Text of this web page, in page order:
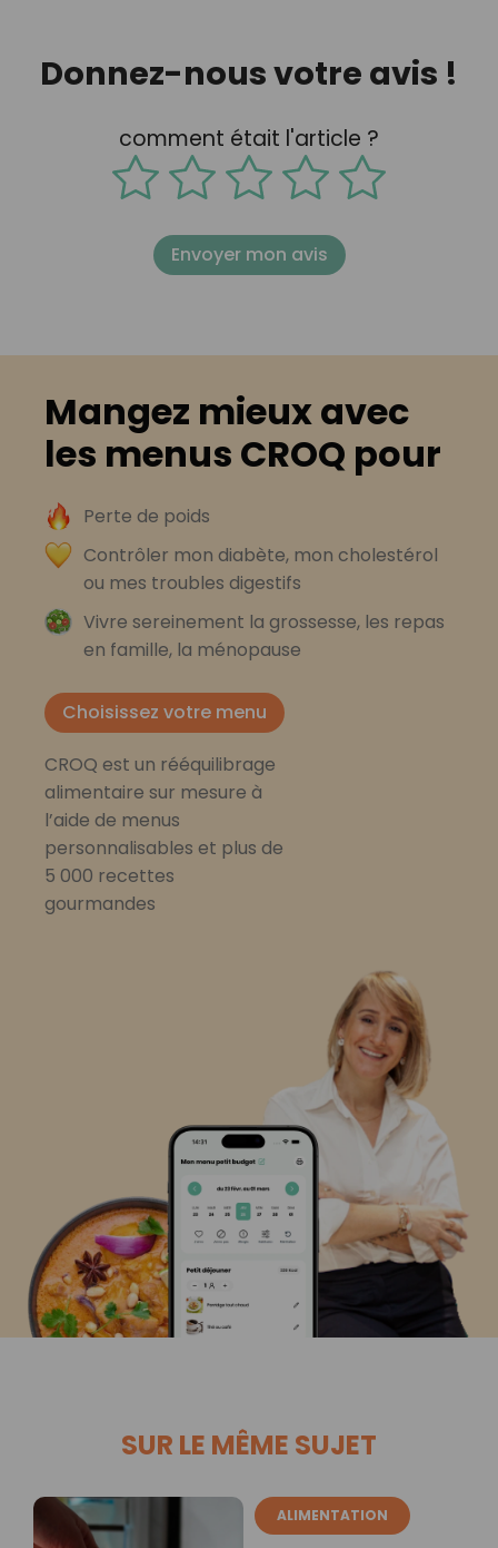
Donnez-nous votre avis !
comment était l'article ?
Envoyer mon avis
Mangez mieux avec
les menus CROQ pour
Perte de poids
Contrôler mon diabète, mon cholestérol
ou mes troubles digestifs
Vivre sereinement la grossesse, les repas
en famille, la ménopause
Choisissez votre menu
CROQ est un rééquilibrage
alimentaire sur mesure à
l’aide de menus
personnalisables et plus de
5 000 recettes
gourmandes
SUR LE MÊME SUJET
ALIMENTATION